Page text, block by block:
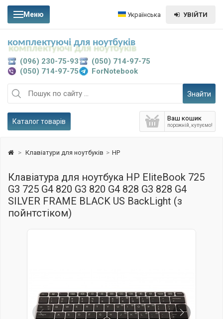
Меню Українська УВІЙТИ
Знайти
Ваш кошик
порожній, купуємо!
Каталог товарів
(096) 230-75-93
(050) 714-97-75
(050) 714-97-75
ForNotebook
комплектуючі для ноутбуків
> Клавіатури для ноутбуків > HP
Клавіатура для ноутбука HP EliteBook 725
G3 725 G4 820 G3 820 G4 828 G3 828 G4
SILVER FRAME BLACK US BackLight (з
пойнтстіком)